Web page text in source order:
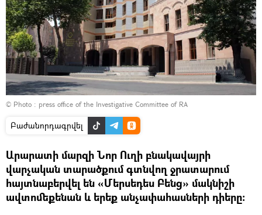
© Photo : press office of the Investigative Committee of RA
Բաժանորդագրվել
Արարատի մարզի Նոր Ուղի բնակավայրի
վարչական տարածքում գտնվող ջրատարում
հայտնաբերվել են «Մերսեդես Բենց» մակնիշի
ավտոմեքենան և երեք անչափահասների դիերը։